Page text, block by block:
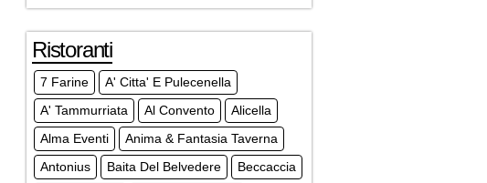
Ristoranti
7 Farine
A' Citta' E Pulecenella
A' Tammurriata
Al Convento
Alicella
Alma Eventi
Anima & Fantasia Taverna
Antonius
Baita Del Belvedere
Beccaccia